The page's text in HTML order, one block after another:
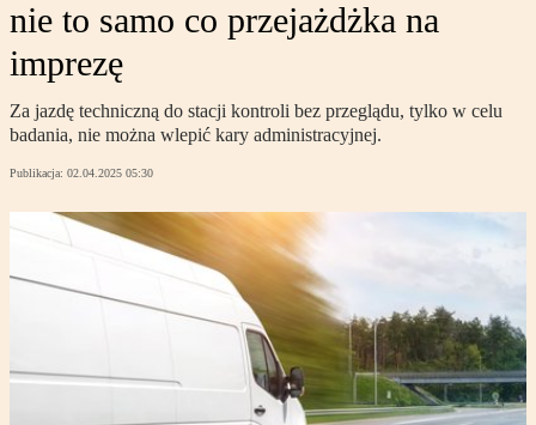
nie to samo co przejażdżka na
imprezę
Za jazdę techniczną do stacji kontroli bez przeglądu, tylko w celu
badania, nie można wlepić kary administracyjnej.
Publikacja: 02.04.2025 05:30